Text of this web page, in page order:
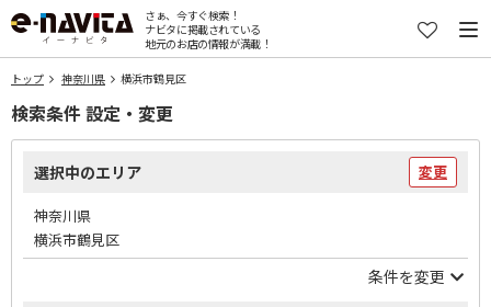
さぁ、今すぐ検索！
ナビタに掲載されている
地元のお店の情報が満載！
トップ 神奈川県 横浜市鶴見区
検索条件 設定・変更
選択中のエリア 変更
神奈川県
横浜市鶴見区
条件を変更